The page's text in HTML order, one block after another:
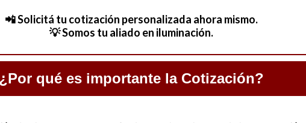
📲Solicitá tu cotización personalizada ahora mismo.
💡 Somos tu aliado en iluminación.
¿Por qué es importante la Cotización?